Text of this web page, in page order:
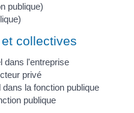
publique)
collectives
dans l'entreprise
privé
la fonction publique
publique